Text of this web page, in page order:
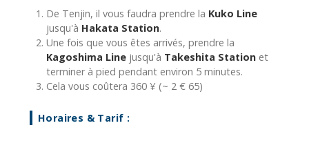
De Tenjin, il vous faudra prendre la Kuko Line
jusqu'à Hakata Station.
Une fois que vous êtes arrivés, prendre la
Kagoshima Line jusqu'à Takeshita Station et
terminer à pied pendant environ 5 minutes.
Cela vous coûtera 360 ¥ (~ 2 € 65)
Horaires & Tarif :